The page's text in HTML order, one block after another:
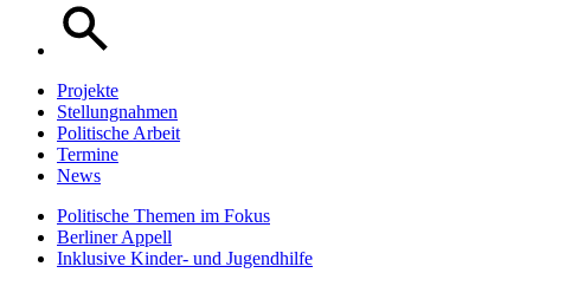
Projekte
Stellungnahmen
Politische Arbeit
Termine
News
Politische Themen im Fokus
Berliner Appell
Inklusive Kinder- und Jugendhilfe